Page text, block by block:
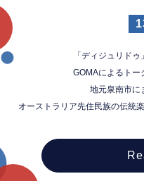
「ディジュリド
GOMAによるトー
地元泉南市に
オーストラリア先住民族の伝統